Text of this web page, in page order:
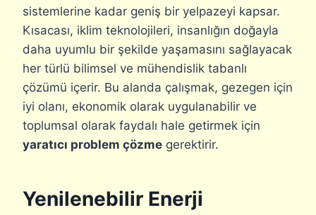
sistemlerine kadar geniş bir yelpazeyi kapsar.
Kısacası, iklim teknolojileri, insanlığın doğayla
daha uyumlu bir şekilde yaşamasını sağlayacak
her türlü bilimsel ve mühendislik tabanlı
çözümü içerir. Bu alanda çalışmak, gezegen için
iyi olanı, ekonomik olarak uygulanabilir ve
toplumsal olarak faydalı hale getirmek için
yaratıcı problem çözme gerektirir.
Yenilenebilir Enerji